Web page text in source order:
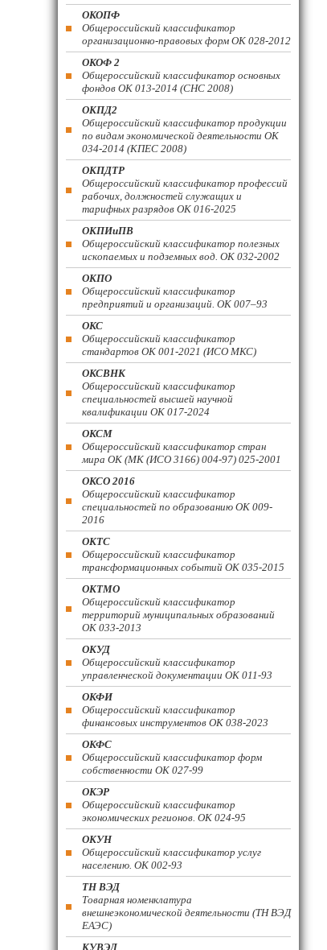
ОКОПФ
Общероссийский классификатор
организационно-правовых форм ОК 028-2012
ОКОФ 2
Общероссийский классификатор основных
фондов ОК 013-2014 (СНС 2008)
ОКПД2
Общероссийский классификатор продукции
по видам экономической деятельности ОК
034-2014 (КПЕС 2008)
ОКПДТР
Общероссийский классификатор профессий
рабочих, должностей служащих и
тарифных разрядов ОК 016-2025
ОКПИиПВ
Общероссийский классификатор полезных
ископаемых и подземных вод. ОК 032-2002
ОКПО
Общероссийский классификатор
предприятий и организаций. ОК 007–93
ОКС
Общероссийский классификатор
стандартов ОК 001-2021 (ИСО МКС)
ОКСВНК
Общероссийский классификатор
специальностей высшей научной
квалификации ОК 017-2024
ОКСМ
Общероссийский классификатор стран
мира ОК (МК (ИСО 3166) 004-97) 025-2001
ОКСО 2016
Общероссийский классификатор
специальностей по образованию ОК 009-
2016
ОКТС
Общероссийский классификатор
трансформационных событий ОК 035-2015
ОКТМО
Общероссийский классификатор
территорий муниципальных образований
ОК 033-2013
ОКУД
Общероссийский классификатор
управленческой документации ОК 011-93
ОКФИ
Общероссийский классификатор
финансовых инструментов OK 038-2023
ОКФС
Общероссийский классификатор форм
собственности ОК 027-99
ОКЭР
Общероссийский классификатор
экономических регионов. ОК 024-95
ОКУН
Общероссийский классификатор услуг
населению. ОК 002-93
ТН ВЭД
Товарная номенклатура
внешнеэкономической деятельности (ТН ВЭД
ЕАЭС)
КУВЭД